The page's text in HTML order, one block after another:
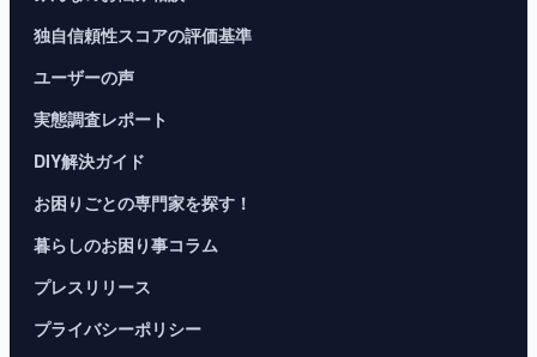
独自信頼性スコアの評価基準
ユーザーの声
実態調査レポート
DIY解決ガイド
お困りごとの専門家を探す！
暮らしのお困り事コラム
プレスリリース
プライバシーポリシー